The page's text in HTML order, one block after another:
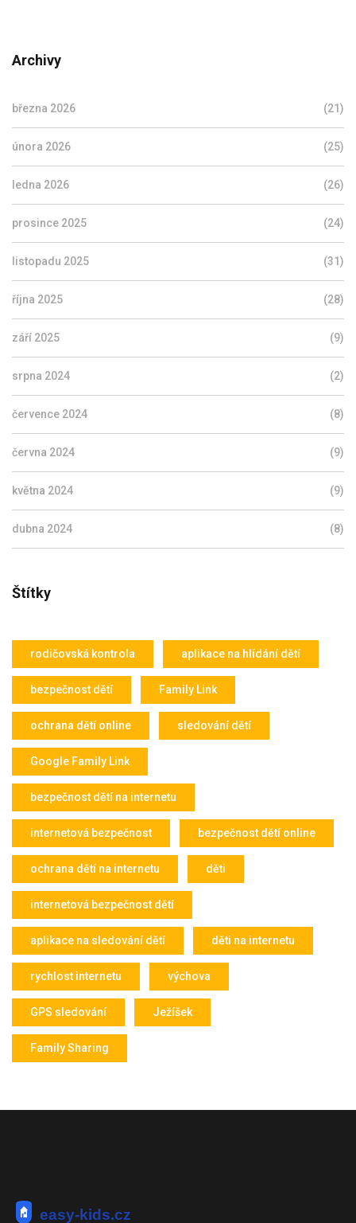
Archivy
března 2026 (21)
února 2026 (25)
ledna 2026 (26)
prosince 2025 (24)
listopadu 2025 (31)
října 2025 (28)
září 2025 (9)
srpna 2024 (2)
července 2024 (8)
června 2024 (9)
května 2024 (9)
dubna 2024 (8)
Štítky
rodičovská kontrola aplikace na hlídání dětí
bezpečnost dětí Family Link
ochrana dětí online sledování dětí
Google Family Link
bezpečnost dětí na internetu
internetová bezpečnost bezpečnost dětí online
ochrana dětí na internetu děti
internetová bezpečnost dětí
aplikace na sledování dětí děti na internetu
rychlost internetu výchova
GPS sledování Ježíšek
Family Sharing